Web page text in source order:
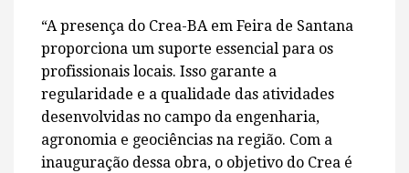
“A presença do Crea-BA em Feira de Santana
proporciona um suporte essencial para os
profissionais locais. Isso garante a
regularidade e a qualidade das atividades
desenvolvidas no campo da engenharia,
agronomia e geociências na região. Com a
inauguração dessa obra, o objetivo do Crea é